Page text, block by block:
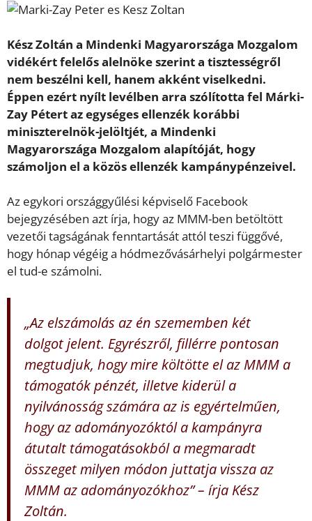
Kész Zoltán a Mindenki Magyarországa Mozgalom
vidékért felelős alelnöke szerint a tisztességről
nem beszélni kell, hanem akként viselkedni.
Éppen ezért nyílt levélben arra szólította fel Márki-
Zay Pétert az egységes ellenzék korábbi
miniszterelnök-jelöltjét, a Mindenki
Magyarországa Mozgalom alapítóját, hogy
számoljon el a közös ellenzék kampánypénzeivel.
Az egykori országgyűlési képviselő Facebook
bejegyzésében azt írja, hogy az MMM-ben betöltött
vezetői tagságának fenntartását attól teszi függővé,
hogy hónap végéig a hódmezővásárhelyi polgármester
el tud-e számolni.
„Az elszámolás az én szememben két
dolgot jelent. Egyrészről, fillérre pontosan
megtudjuk, hogy mire költötte el az MMM a
támogatók pénzét, illetve kiderül a
nyilvánosság számára az is egyértelműen,
hogy az adományozóktól a kampányra
átutalt támogatásokból a megmaradt
összeget milyen módon juttatja vissza az
MMM az adományozókhoz” – írja Kész
Zoltán.